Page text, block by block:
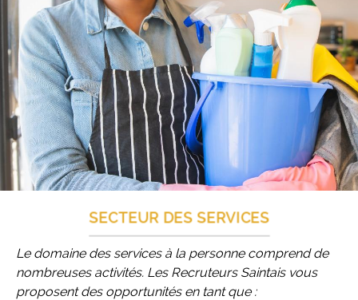
SECTEUR DES SERVICES
Le domaine des services à la personne comprend de
nombreuses activités. Les Recruteurs Saintais vous
proposent des opportunités en tant que :